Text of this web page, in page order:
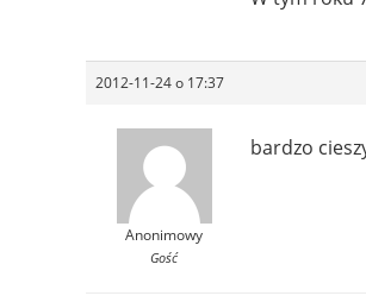
2012-11-24 o 17:37
Anonimowy
Gość
bardzo